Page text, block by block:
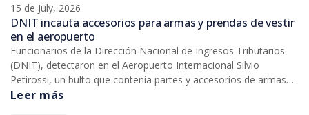
15 de July, 2026
DNIT incauta accesorios para armas y prendas de vestir
en el aeropuerto
Funcionarios de la Dirección Nacional de Ingresos Tributarios
(DNIT), detectaron en el Aeropuerto Internacional Silvio
Petirossi, un bulto que contenía partes y accesorios de armas
de fuego, durante la verificación física realizada a un
Leer más